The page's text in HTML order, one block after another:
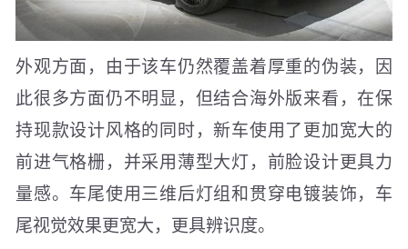
外观方面，由于该车仍然覆盖着厚重的伪装，因
此很多方面仍不明显，但结合海外版来看，在保
持现款设计风格的同时，新车使用了更加宽大的
前进气格栅，并采用薄型大灯，前脸设计更具力
量感。车尾使用三维后灯组和贯穿电镀装饰，车
尾视觉效果更宽大，更具辨识度。